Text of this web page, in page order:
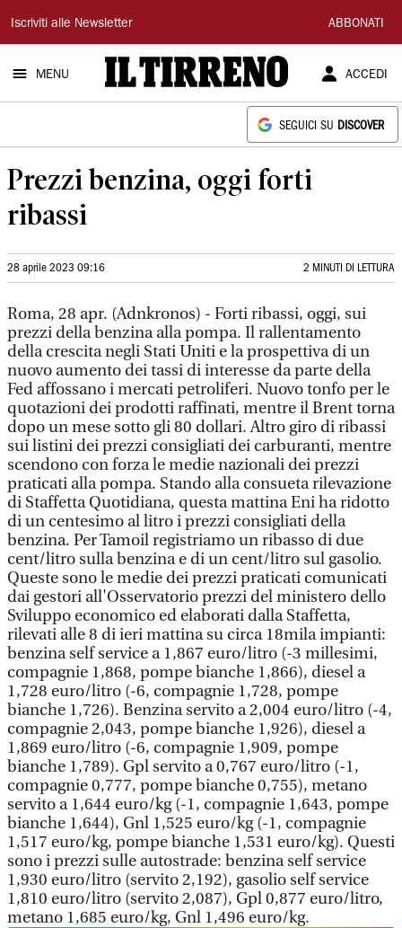
Il
Tirreno
Iscriviti alle Newsletter ABBONATI
MENU ACCEDI
SEGUICI SU DISCOVER
Prezzi benzina, oggi forti
ribassi
28 aprile 2023 09:16 2 MINUTI DI LETTURA
Roma, 28 apr. (Adnkronos) - Forti ribassi, oggi, sui
prezzi della benzina alla pompa. Il rallentamento
della crescita negli Stati Uniti e la prospettiva di un
nuovo aumento dei tassi di interesse da parte della
Fed affossano i mercati petroliferi. Nuovo tonfo per le
quotazioni dei prodotti raffinati, mentre il Brent torna
dopo un mese sotto gli 80 dollari. Altro giro di ribassi
sui listini dei prezzi consigliati dei carburanti, mentre
scendono con forza le medie nazionali dei prezzi
praticati alla pompa. Stando alla consueta rilevazione
di Staffetta Quotidiana, questa mattina Eni ha ridotto
di un centesimo al litro i prezzi consigliati della
benzina. Per Tamoil registriamo un ribasso di due
cent/litro sulla benzina e di un cent/litro sul gasolio.
Queste sono le medie dei prezzi praticati comunicati
dai gestori all'Osservatorio prezzi del ministero dello
Sviluppo economico ed elaborati dalla Staffetta,
rilevati alle 8 di ieri mattina su circa 18mila impianti:
benzina self service a 1,867 euro/litro (-3 millesimi,
compagnie 1,868, pompe bianche 1,866), diesel a
1,728 euro/litro (-6, compagnie 1,728, pompe
bianche 1,726). Benzina servito a 2,004 euro/litro (-4,
compagnie 2,043, pompe bianche 1,926), diesel a
1,869 euro/litro (-6, compagnie 1,909, pompe
bianche 1,789). Gpl servito a 0,767 euro/litro (-1,
compagnie 0,777, pompe bianche 0,755), metano
servito a 1,644 euro/kg (-1, compagnie 1,643, pompe
bianche 1,644), Gnl 1,525 euro/kg (-1, compagnie
1,517 euro/kg, pompe bianche 1,531 euro/kg). Questi
sono i prezzi sulle autostrade: benzina self service
1,930 euro/litro (servito 2,192), gasolio self service
1,810 euro/litro (servito 2,087), Gpl 0,877 euro/litro,
metano 1,685 euro/kg, Gnl 1,496 euro/kg.